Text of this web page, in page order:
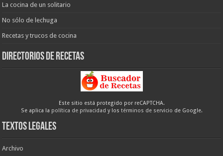
La cocina de un solitario
No sólo de lechuga
Recetas y trucos de cocina
Directorios de recetas
Este sitio está protegido por reCAPTCHA.
Se aplica la política de privacidad y los términos de servicio de Google.
Textos legales
Archivo